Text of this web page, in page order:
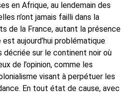
en Afrique, au lendemain des
n’ont jamais failli dans la
de la France, autant la présence
aujourd’hui problématique
décriée sur le continent noir où
de l’opinion, comme les
visant à perpétuer les
En tout état de cause, avec